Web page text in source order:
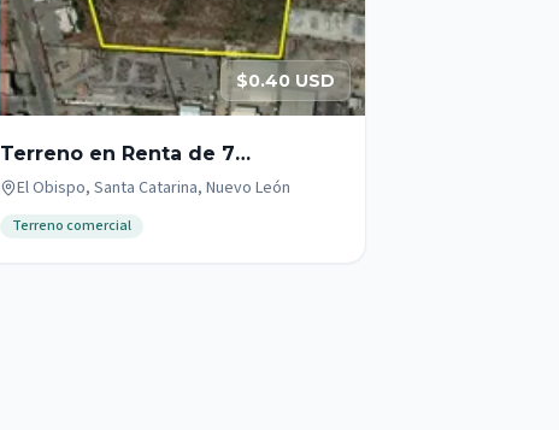
$0.40 USD
Terreno en Renta de 7
hectáreas aprox. en Santa
El Obispo, Santa Catarina, Nuevo León
Terreno comercial